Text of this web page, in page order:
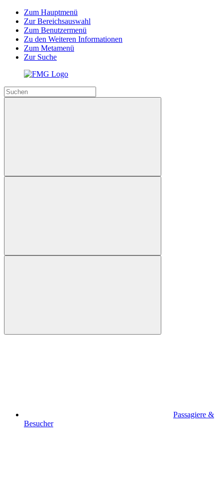
Zum Hauptmenü
Zur Bereichsauswahl
Zum Benutzermenü
Zu den Weiteren Informationen
Zum Metamenü
Zur Suche
Passagiere &
Besucher